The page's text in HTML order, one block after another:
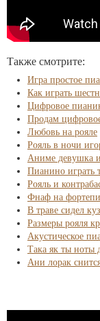
Также смотрите:
Игра простое
Как играть
Цифровое
Продам
Любовь на рояле
Рояль в ночи
Аниме девушка
Пианино играть
Рояль и
Фнаф на
В траве сидел
Размеры рояля
Акустическое
Така як ты ноты
Ани лорак